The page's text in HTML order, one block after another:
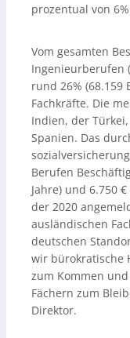
prozentual von
Vom gesamten
Ingenieurberufen
rund 26% (68.159
Fachkräfte. Die
Indien, der
Spanien. Das
Berufen
Jahre) und 6.750
der 2020
ausländischen
deutschen
wir bürokratische
zum Kommen
Fächern zum
Direktor.